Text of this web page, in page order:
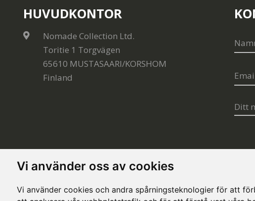
Vi använder oss av cookies
Vi använder cookies och andra spårningsteknologier för att
HUVUDKONTOR
Nomade Collection Ltd.
Toritie 1 Torgvägen
65610 MUSTASAARI/KORSHOM
Finland